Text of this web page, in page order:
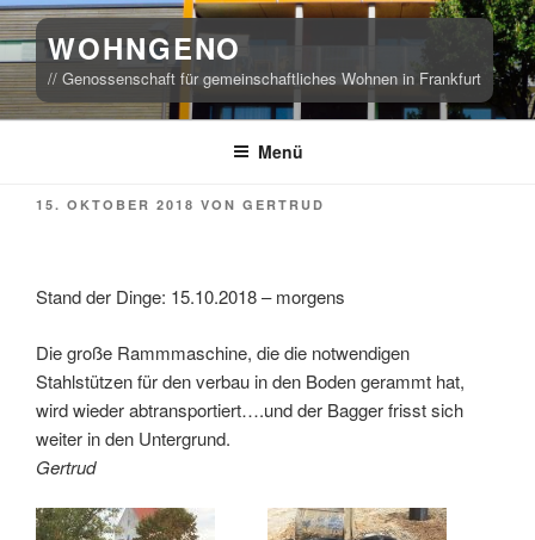
Zum
Inhalt
springen
WOHNGENO
// Genossenschaft für gemeinschaftliches Wohnen in Frankfurt
Menü
VERÖFFENTLICHT
15. OKTOBER 2018 VON GERTRUD
Stand der Dinge: 15.10.2018 – morgens
Die große Rammmaschine, die die notwendigen
Stahlstützen für den verbau in den Boden gerammt hat,
wird wieder abtransportiert….und der Bagger frisst sich
weiter in den Untergrund.
Gertrud